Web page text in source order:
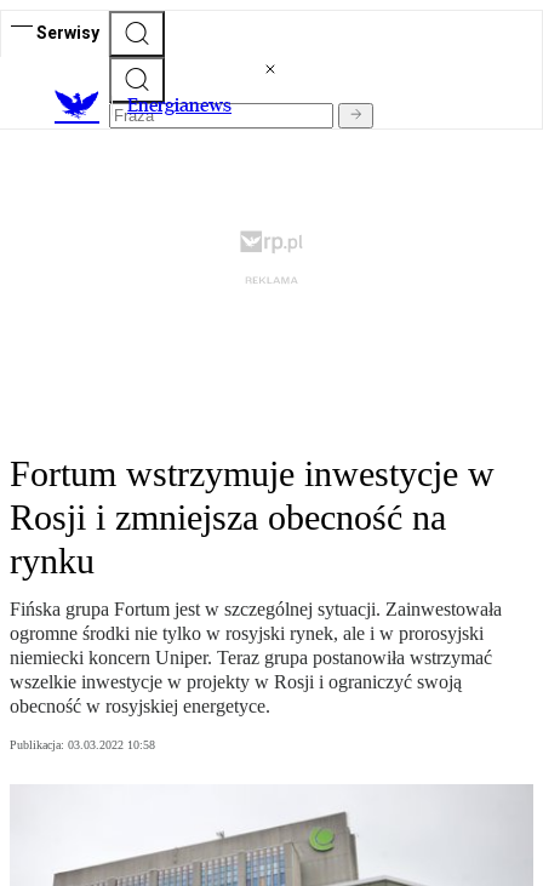
Serwisy
Energianews
Fortum wstrzymuje inwestycje w
Rosji i zmniejsza obecność na
rynku
Fińska grupa Fortum jest w szczególnej sytuacji. Zainwestowała
ogromne środki nie tylko w rosyjski rynek, ale i w prorosyjski
niemiecki koncern Uniper. Teraz grupa postanowiła wstrzymać
wszelkie inwestycje w projekty w Rosji i ograniczyć swoją
obecność w rosyjskiej energetyce.
Publikacja: 03.03.2022 10:58